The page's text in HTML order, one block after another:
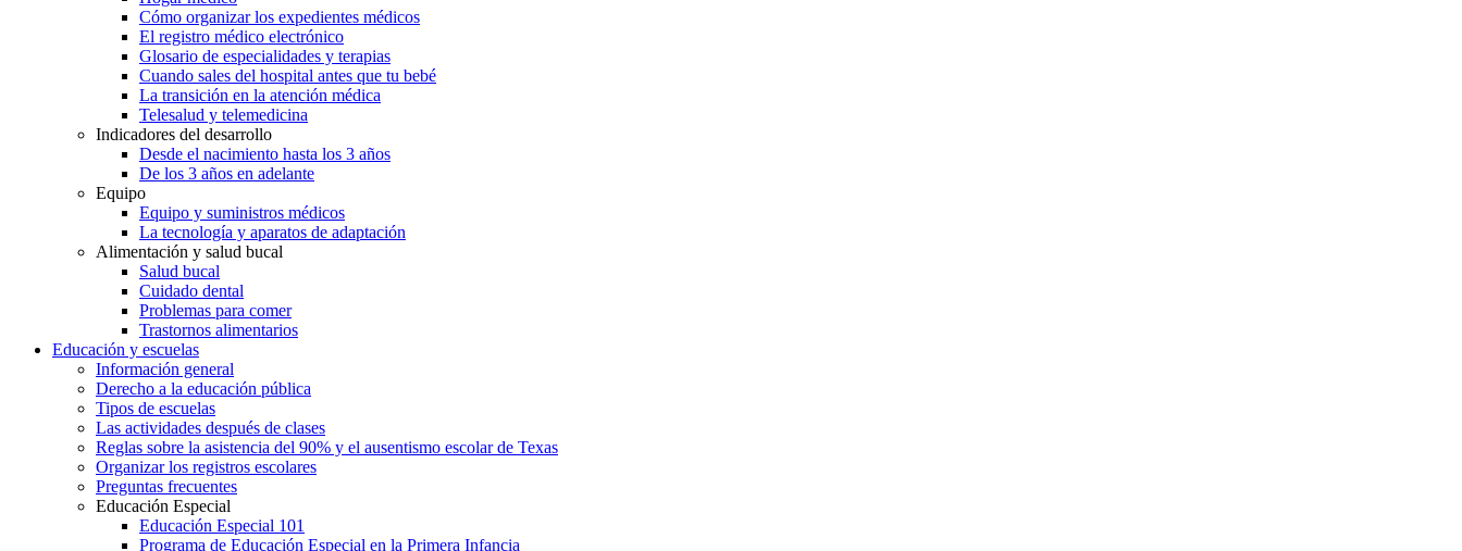
Cómo organizar los expedientes médicos
El registro médico electrónico
Glosario de especialidades y terapias
Cuando sales del hospital antes que tu bebé
La transición en la atención médica
Telesalud y telemedicina
Indicadores del desarrollo
Desde el nacimiento hasta los 3 años
De los 3 años en adelante
Equipo
Equipo y suministros médicos
La tecnología y aparatos de adaptación
Alimentación y salud bucal
Salud bucal
Cuidado dental
Problemas para comer
Trastornos alimentarios
Educación y escuelas
Información general
Derecho a la educación pública
Tipos de escuelas
Las actividades después de clases
Reglas sobre la asistencia del 90% y el ausentismo escolar de Texas
Organizar los registros escolares
Preguntas frecuentes
Educación Especial
Educación Especial 101
Programa de Educación Especial en la Primera Infancia